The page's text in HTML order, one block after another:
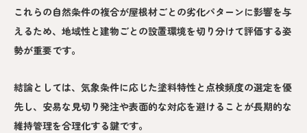
これらの自然条件の複合が屋根材ごとの劣化パターンに影響を与
えるため、地域性と建物ごとの設置環境を切り分けて評価する姿
勢が重要です。
結論としては、気象条件に応じた塗料特性と点検頻度の選定を優
先し、安易な見切り発注や表面的な対応を避けることが長期的な
維持管理を合理化する鍵です。